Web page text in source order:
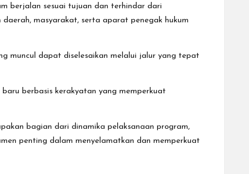
berjalan sesuai tujuan dan terhindar dari
masyarakat, serta aparat penegak hukum
muncul dapat diselesaikan melalui jalur yang tepat
berbasis kerakyatan yang memperkuat
bagian dari dinamika pelaksanaan program,
penting dalam menyelamatkan dan memperkuat